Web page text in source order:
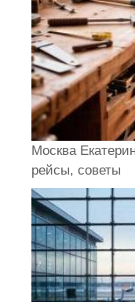
Москва
рейсы, советы